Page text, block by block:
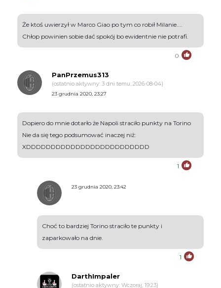
Że ktoś uwierzył w Marco Giao po tym co robił Milanie....
Chłop powinien sobie dać spokój bo ewidentnie nie potrafi.
0
PanPrzemus313
(ostatnio aktywny: 3 dni temu, 2026-08-04)
23 grudnia 2020, 23:27
Dopiero do mnie dotarło że Napoli straciło punkty na Torino
Nie da się tego podsumować inaczej niż:
XDDDDDDDDDDDDDDDDDDDDDDDDD
1
23 grudnia 2020, 23:42
Choć to bardziej Torino straciło te punkty i
zaparkowało na dnie.
1
DarthImpaler
(ostatnio aktywny: Wczoraj, 19:23)